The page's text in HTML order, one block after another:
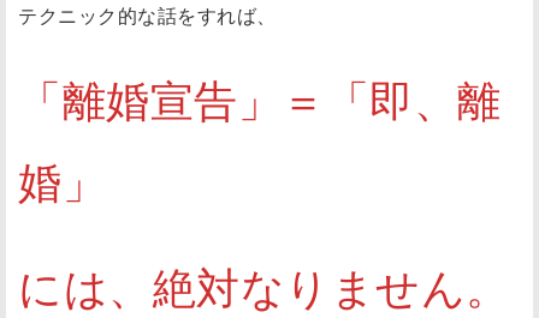
テクニック的な話をすれば、
「離婚宣告」＝「即、離
婚」
には、絶対なりません。